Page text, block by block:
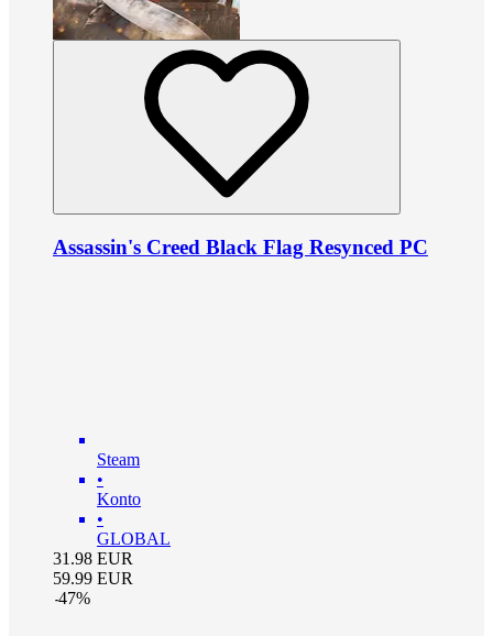
Assassin's Creed Black Flag Resynced PC
Steam
•
Konto
•
GLOBAL
31.98 EUR
59.99 EUR
-47%